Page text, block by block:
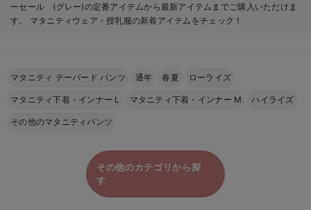
ーセール (グレー)の定番アイテムから最新アイテムまでご購入いただけま
す。 マタニティウェア・授乳服の新着アイテムをチェック！
マタニティ テーパード パンツ 通年 春夏 ローライズ
マタニティ下着・インナー L マタニティ下着・インナー M ハイライズ
その他のマタニティパンツ
その他のカテゴリから探
す